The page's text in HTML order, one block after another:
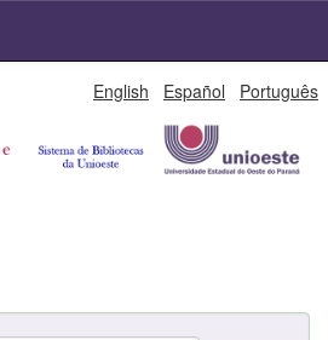
English Español Português